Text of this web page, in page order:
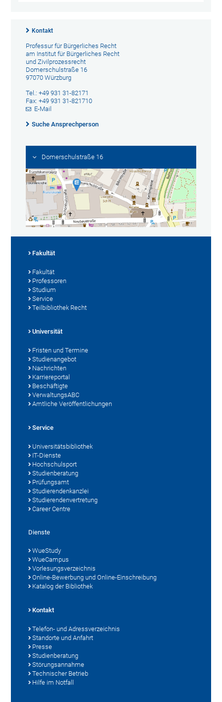
Kontakt
Professur für Bürgerliches Recht
am Institut für Bürgerliches Recht
und Zivilprozessrecht
Domerschulstraße 16
97070 Würzburg
Tel.: +49 931 31-82171
Fax: +49 931 31-821710
E-Mail
Suche Ansprechperson
Domerschulstraße 16
Fakultät
Fakultät
Professoren
Studium
Service
Teilbibliothek Recht
Universität
Fristen und Termine
Studienangebot
Nachrichten
Karriereportal
Beschäftigte
VerwaltungsABC
Amtliche Veröffentlichungen
Service
Universitätsbibliothek
IT-Dienste
Hochschulsport
Studienberatung
Prüfungsamt
Studierendenkanzlei
Studierendenvertretung
Career Centre
Dienste
WueStudy
WueCampus
Vorlesungsverzeichnis
Online-Bewerbung und Online-Einschreibung
Katalog der Bibliothek
Kontakt
Telefon- und Adressverzeichnis
Standorte und Anfahrt
Presse
Studienberatung
Störungsannahme
Technischer Betrieb
Hilfe im Notfall